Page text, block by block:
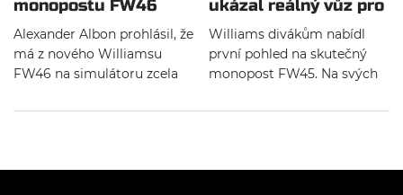
monopostu FW46
úplně jiný pocit
Alexander Albon prohlásil, že
má z nového Williamsu
FW46 na simulátoru zcela
předchůdce FW45. Dále
nové sezóny.
ukázal reálný vůz pro
rok 2023
Williams divákům nabídl
první pohled na skutečný
monopost FW45. Na svých
vzhled před pondělním